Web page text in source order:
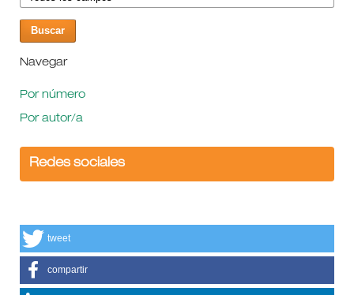
Navegar
Por número
Por autor/a
Redes sociales
tweet
compartir